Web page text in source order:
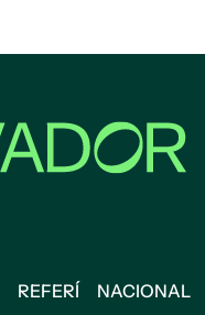
REFERÍ NACIONAL